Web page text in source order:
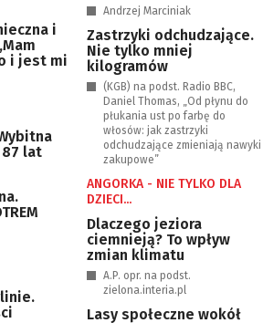
i
i jest mi
87 lat
Andrzej Marciniak
Zastrzyki odchudzające.
Nie tylko mniej
kilogramów
(KGB) na podst. Radio BBC,
Daniel Thomas, „Od płynu do
płukania ust po farbę do
włosów: jak zastrzyki
odchudzające zmieniają nawyki
zakupowe”
ANGORKA - NIE TYLKO DLA
DZIECI...
Dlaczego jeziora
ciemnieją? To wpływ
zmian klimatu
A.P. opr. na podst.
zielona.interia.pl
Lasy społeczne wokół